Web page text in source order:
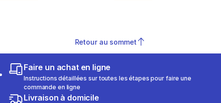
Retour au sommet
Faire un achat en ligne
Instructions détaillées sur toutes les étapes pour faire une
commande en ligne
Livraison à domicile